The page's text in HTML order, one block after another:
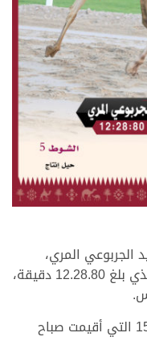
المري،
أفضل توقيت من مسافة الـ 8 كم، والذي بلغ 12.28.80 دقيقة،
وجاءت النتائج التفصيلية للأشواط الـ 15 التي أقيمت صباح